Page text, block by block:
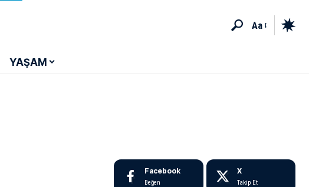
Aa
YAŞAM
Facebook
Beğen
X
Takip Et